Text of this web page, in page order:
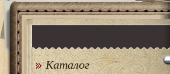
Каталог